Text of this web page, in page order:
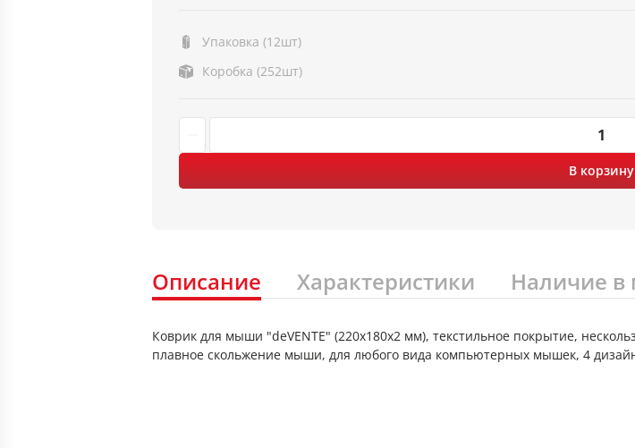
Упаковка (12шт)
Коробка (252шт)
В корзину
Описание Характеристики Наличие в
Коврик для мыши "deVENTE" (220x180x2 мм), текстильное покрытие,
плавное скольжение мыши, для любого вида компьютерных мышек, 4